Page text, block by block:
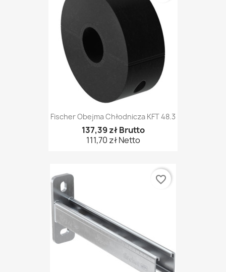
Fischer Obejma Chłodnicza KFT 48.3
137,39 zł Brutto
111,70 zł Netto
favorite_border